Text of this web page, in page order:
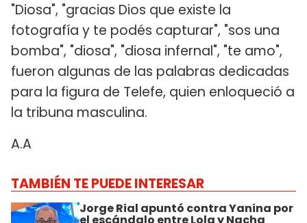
"Diosa", "gracias Dios que existe la
fotografía y te podés capturar", "sos una
bomba", "diosa", "diosa infernal", "te amo",
fueron algunas de las palabras dedicadas
para la figura de Telefe, quien enloqueció a
la tribuna masculina.
A.A
TAMBIÉN TE PUEDE INTERESAR
Jorge Rial apuntó contra Yanina por